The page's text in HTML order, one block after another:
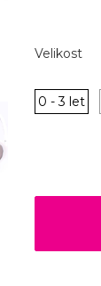
Velikost
0 - 3 let